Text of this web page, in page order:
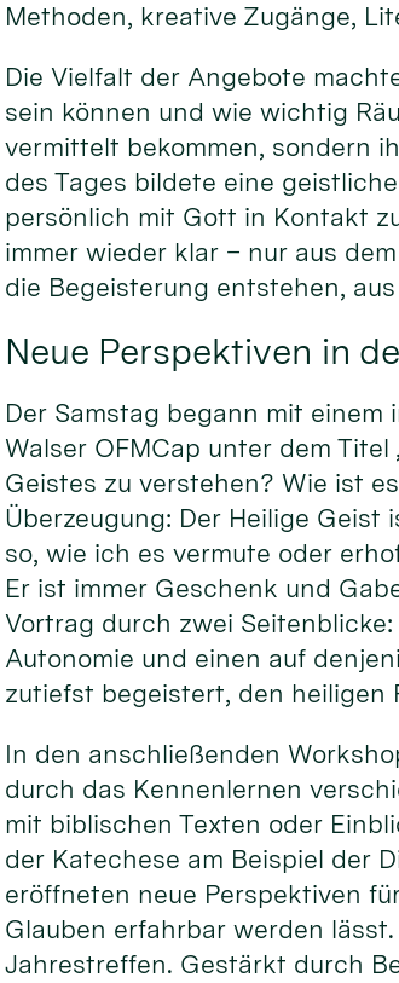
Methoden, kreative Zugänge,
Die Vielfalt der Angebote
sein können und wie wichtig
vermittelt bekommen, sondern
des Tages bildete eine
persönlich mit Gott in Kontakt
immer wieder klar – nur aus
die Begeisterung entstehen,
Neue Perspektiven in
Der Samstag begann mit einem
Walser OFMCap unter dem
Geistes zu verstehen? Wie ist
Überzeugung: Der Heilige
so, wie ich es vermute oder
Er ist immer Geschenk und
Vortrag durch zwei
Autonomie und einen auf
zutiefst begeistert, den heiligen
In den anschließenden
durch das Kennenlernen
mit biblischen Texten oder
der Katechese am Beispiel der
eröffneten neue Perspektiven
Glauben erfahrbar werden
Jahrestreffen. Gestärkt durch